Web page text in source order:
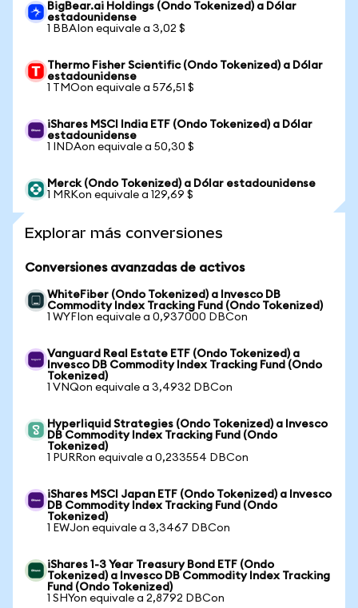
BigBear.ai Holdings (Ondo Tokenized) a Dólar
estadounidense
1 BBAIon equivale a 3,02 $
Thermo Fisher Scientific (Ondo Tokenized) a Dólar
estadounidense
1 TMOon equivale a 576,51 $
iShares MSCI India ETF (Ondo Tokenized) a Dólar
estadounidense
1 INDAon equivale a 50,30 $
Merck (Ondo Tokenized) a Dólar estadounidense
1 MRKon equivale a 129,69 $
Explorar más conversiones
Conversiones avanzadas de activos
WhiteFiber (Ondo Tokenized) a Invesco DB
Commodity Index Tracking Fund (Ondo Tokenized)
1 WYFIon equivale a 0,937000 DBCon
Vanguard Real Estate ETF (Ondo Tokenized) a
Invesco DB Commodity Index Tracking Fund (Ondo
Tokenized)
1 VNQon equivale a 3,4932 DBCon
Hyperliquid Strategies (Ondo Tokenized) a Invesco
DB Commodity Index Tracking Fund (Ondo
Tokenized)
1 PURRon equivale a 0,233554 DBCon
iShares MSCI Japan ETF (Ondo Tokenized) a Invesco
DB Commodity Index Tracking Fund (Ondo
Tokenized)
1 EWJon equivale a 3,3467 DBCon
iShares 1-3 Year Treasury Bond ETF (Ondo
Tokenized) a Invesco DB Commodity Index Tracking
Fund (Ondo Tokenized)
1 SHYon equivale a 2,8792 DBCon